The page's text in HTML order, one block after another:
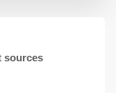
sources